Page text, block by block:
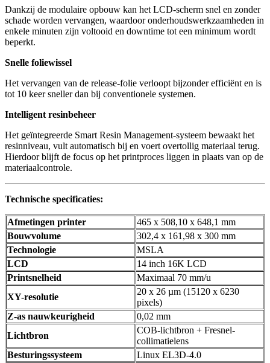
Dankzij de modulaire opbouw kan het LCD-scherm snel en zonder
schade worden vervangen, waardoor onderhoudswerkzaamheden in
enkele minuten zijn voltooid en downtime tot een minimum wordt
beperkt.
Snelle foliewissel
Het vervangen van de release-folie verloopt bijzonder efficiënt en is
tot 10 keer sneller dan bij conventionele systemen.
Intelligent resinbeheer
Het geïntegreerde Smart Resin Management-systeem bewaakt het
resinniveau, vult automatisch bij en voert overtollig materiaal terug.
Hierdoor blijft de focus op het printproces liggen in plaats van op de
materiaalcontrole.
Technische specificaties:
Afmetingen printer
465 x 508,10 x 648,1 mm
Bouwvolume
302,4 x 161,98 x 300 mm
Technologie
MSLA
LCD
14 inch 16K LCD
Printsnelheid
Maximaal 70 mm/u
XY-resolutie
20 x 26 µm (15120 x 6230
pixels)
Z-as nauwkeurigheid
0,02 mm
Lichtbron
COB-lichtbron + Fresnel-
collimatielens
Besturingssysteem
Linux EL3D-4.0